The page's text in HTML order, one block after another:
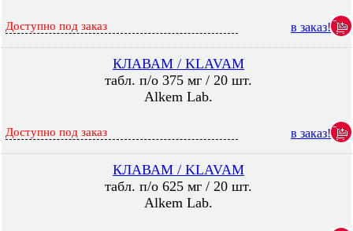
Доступно под заказ в заказ!
КЛАВАМ / KLAVAM
табл. п/о 375 мг / 20 шт.
Alkem Lab.
Доступно под заказ в заказ!
КЛАВАМ / KLAVAM
табл. п/о 625 мг / 20 шт.
Alkem Lab.